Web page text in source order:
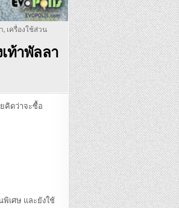
, เครื่องใช้ส่วน
ท้าพัลลา
คิดว่าจะซื้อ
เศษ และยังใช้